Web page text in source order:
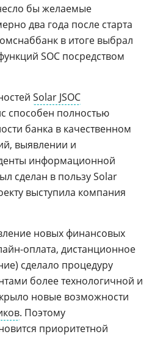
бы желаемые
два года после старта
в итоге выбрал
SOC посредством
Solar JSOC
способен полностью
банка в качественном
выявлении и
информационной
сделан в пользу Solar
выступила компания
новых финансовых
оплата, дистанционное
сделало процедуру
более технологичной и
новые возможности
. Поэтому
приоритетной